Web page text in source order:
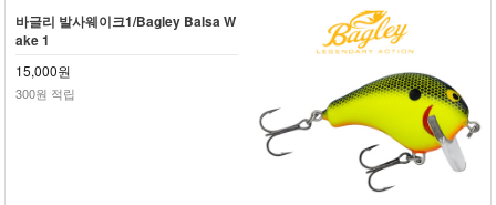
바글리 발사웨이크1/Bagley Balsa W
ake 1
15,000원
300원 적립